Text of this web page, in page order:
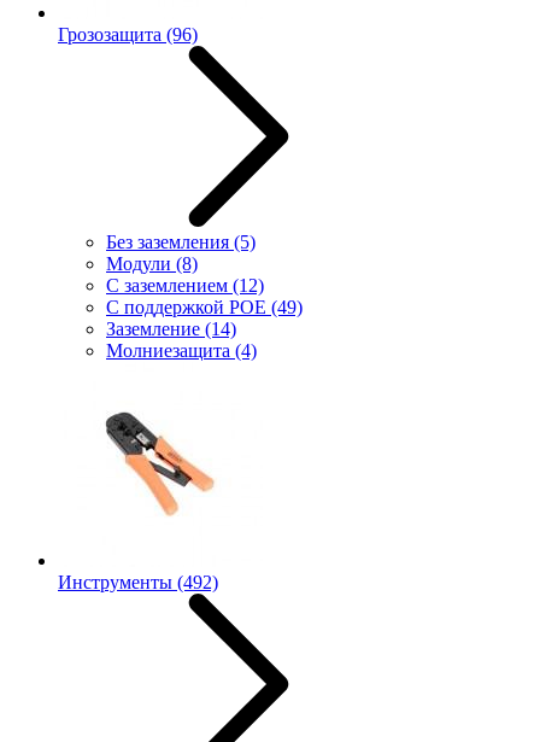
Грозозащита (96)
Без заземления (5)
Модули (8)
С заземлением (12)
С поддержкой POE (49)
Заземление (14)
Молниезащита (4)
Инструменты (492)